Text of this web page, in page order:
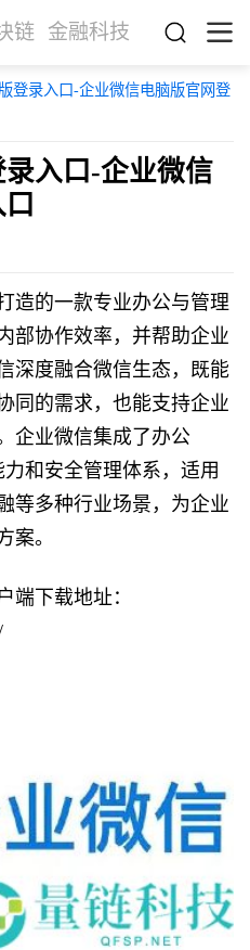
链 金融科技
登录入口-企业微信电脑版官网登
入口-企业微信
造的一款专业办公与管理
部协作效率，并帮助企业
深度融合微信生态，既能
同的需求，也能支持企业
企业微信集成了办公
和安全管理体系，适用
等多种行业场景，为企业
案。
端下载地址：